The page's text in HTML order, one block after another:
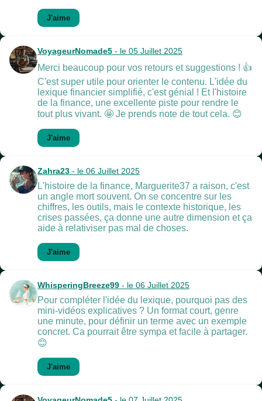
J'aime
VoyageurNomade5 - le 05 Juillet 2025
Merci beaucoup pour vos retours et suggestions ! 👍
C'est super utile pour orienter le contenu. L'idée du
lexique financier simplifié, c'est génial ! Et l'histoire
de la finance, une excellente piste pour rendre le
tout plus vivant. 🤩 Je prends note de tout cela. 😊
J'aime
Zahra23 - le 06 Juillet 2025
L'histoire de la finance, Marguerite37 a raison, c'est
un angle mort souvent. On se concentre sur les
chiffres, les outils, mais le contexte historique, les
crises passées, ça donne une autre dimension et ça
aide à relativiser pas mal de choses.
J'aime
WhisperingBreeze99 - le 06 Juillet 2025
Pour compléter l'idée du lexique, pourquoi pas des
mini-vidéos explicatives ? Un format court, genre
une minute, pour définir un terme avec un exemple
concret. Ca pourrait être sympa et facile à partager.
😊
J'aime